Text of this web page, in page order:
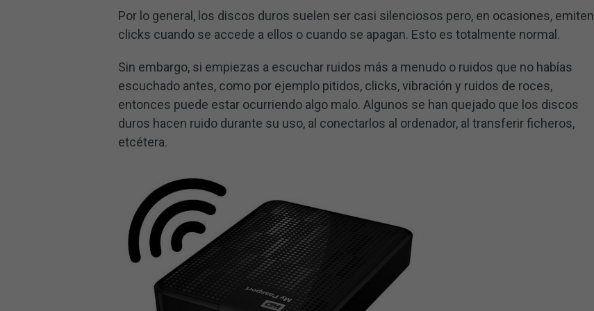
Por lo general, los discos duros suelen ser casi silenciosos pero, en ocasiones, emiten
clicks cuando se accede a ellos o cuando se apagan. Esto es totalmente normal.
Sin embargo, si empiezas a escuchar ruidos más a menudo o ruidos que no habías
escuchado antes, como por ejemplo pitidos, clicks, vibración y ruidos de roces,
entonces puede estar ocurriendo algo malo. Algunos se han quejado que los discos
duros hacen ruido durante su uso, al conectarlos al ordenador, al transferir ficheros,
etcétera.